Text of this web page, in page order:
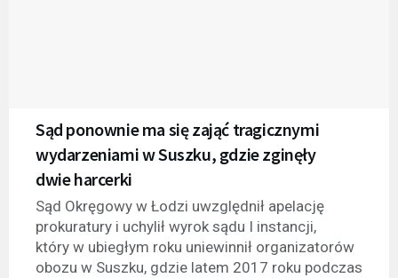
Sąd ponownie ma się zająć tragicznymi
wydarzeniami w Suszku, gdzie zginęły
dwie harcerki
Sąd Okręgowy w Łodzi uwzględnił apelację
prokuratury i uchylił wyrok sądu I instancji,
który w ubiegłym roku uniewinnił organizatorów
obozu w Suszku, gdzie latem 2017 roku podczas